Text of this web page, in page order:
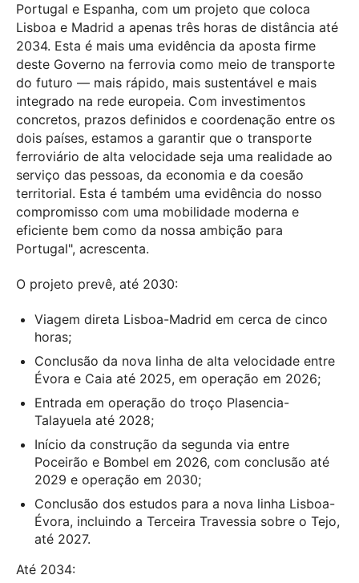
Portugal e Espanha, com um projeto que coloca
Lisboa e Madrid a apenas três horas de distância até
2034. Esta é mais uma evidência da aposta firme
deste Governo na ferrovia como meio de transporte
do futuro — mais rápido, mais sustentável e mais
integrado na rede europeia. Com investimentos
concretos, prazos definidos e coordenação entre os
dois países, estamos a garantir que o transporte
ferroviário de alta velocidade seja uma realidade ao
serviço das pessoas, da economia e da coesão
territorial. Esta é também uma evidência do nosso
compromisso com uma mobilidade moderna e
eficiente bem como da nossa ambição para
Portugal", acrescenta.
O projeto prevê, até 2030:
Viagem direta Lisboa-Madrid em cerca de cinco
horas;
Conclusão da nova linha de alta velocidade entre
Évora e Caia até 2025, em operação em 2026;
Entrada em operação do troço Plasencia-
Talayuela até 2028;
Início da construção da segunda via entre
Poceirão e Bombel em 2026, com conclusão até
2029 e operação em 2030;
Conclusão dos estudos para a nova linha Lisboa-
Évora, incluindo a Terceira Travessia sobre o Tejo,
até 2027.
Até 2034: